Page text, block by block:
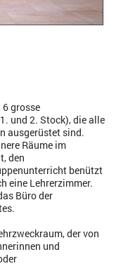
grosse
und 2. Stock), die alle
ausgerüstet sind.
Räume im
den
benützt
eine Lehrerzimmer.
Büro der
der von
und